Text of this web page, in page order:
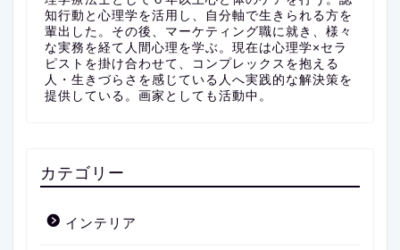
知行動と心理学を活用し、自分軸で生きられる方を
輩出した。その後、マーケティング職に就き、様々
な実務を経て人間心理を学ぶ。現在は心理学×セラ
ピストを掛け合わせて、コンプレックスを抱える
人・生きづらさを感じている人へ実践的な解決策を
提供している。画家としても活動中。
カテゴリー
インテリア